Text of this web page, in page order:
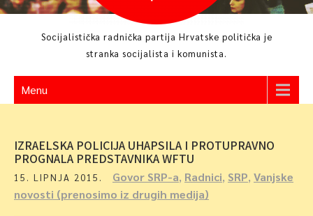
Socijalistička radnička partija Hrvatske politička je
stranka socijalista i komunista.
Menu
IZRAELSKA POLICIJA UHAPSILA I PROTUPRAVNO
PROGNALA PREDSTAVNIKA WFTU
15. LIPNJA 2015. Govor SRP-a, Radnici, SRP, Vanjske
novosti (prenosimo iz drugih medija)